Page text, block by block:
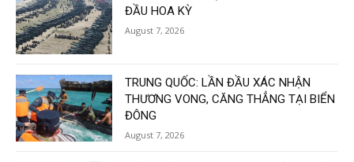
ĐẦU HOA KỲ
August 7, 2026
TRUNG QUỐC: LẦN ĐẦU XÁC NHẬN
THƯƠNG VONG, CĂNG THẲNG TẠI BIỂN
ĐÔNG
August 7, 2026